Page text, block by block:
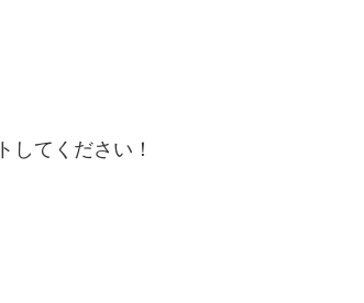
してください！